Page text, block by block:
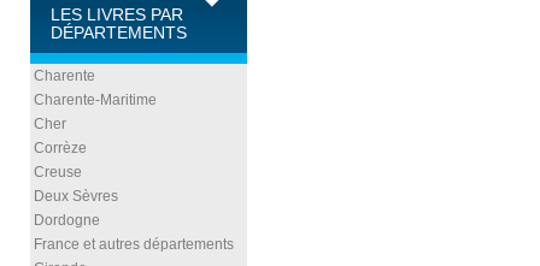
LES LIVRES PAR
DÉPARTEMENTS
Charente
Charente-Maritime
Cher
Corrèze
Creuse
Deux Sèvres
Dordogne
France et autres départements